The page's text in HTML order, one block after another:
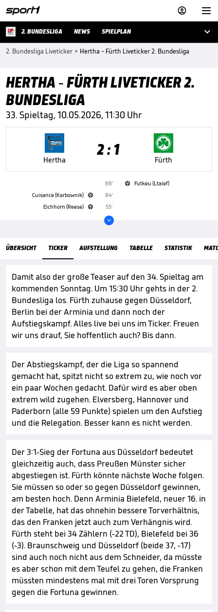


2. BUNDESLIGA NEWS SPIELPLAN 
2. Bundesliga Liveticker > Hertha - Fürth Liveticker 2. Bundesliga
HERTHA - FÜRTH LIVETICKER 2.
BUNDESLIGA
33. Spieltag, 10.05.2026, 11:30 Uhr
Hertha
2 : 1
Fürth
88' 
Futkeu (Ltaief)
Cuisance (Karbownik)

84'
Eichhorn (Reese)
 55'

ÜBERSICHT TICKER AUFSTELLUNG TABELLE STATISTIK
ÜbersichtTicker
Damit also der große Teaser auf den 34. Spieltag am
kommenden Sonntag. Um 15:30 Uhr gehts in der 2.
Bundesliga los. Fürth zuhause gegen Düsseldorf,
Berlin bei der Arminia und dann noch der
Aufstiegskampf. Alles live bei uns im Ticker. Freuen
wir uns drauf, Sie hoffentlich auch? Bis dann.
Der Abstiegskampf, der die Liga so spannend
gemacht hat, spitzt nicht so extrem zu, wie noch vor
ein paar Wochen gedacht. Dafür wird es aber oben
extrem wild zugehen. Elversberg, Hannover und
Paderborn (alle 59 Punkte) spielen um den Aufstieg
und die Relegation. Besser kann es nicht werden.
Der 3:1-Sieg der Fortuna aus Düsseldorf bedeutet
gleichzeitig auch, dass Preußen Münster sicher
abgestiegen ist. Fürth könnte nächste Woche folgen.
Sie müssen so oder so gegen Düsseldorf gewinnen,
am besten hoch. Denn Arminia Bielefeld, neuer 16. in
der Tabelle, hat das ohnehin bessere Torverhältnis,
das den Franken jetzt auch zum Verhängnis wird.
Fürth steht bei 34 Zählern (-22 TD), Bielefeld bei 36
(-3). Braunschweig und Düsseldorf (beide 37, -17)
sind auch noch nicht aus dem Schneider, da müsste
es aber schon mit dem Teufel zu gehen, die Franken
müssten mindestens mal mit drei Toren Vorsprung
gegen die Fortuna gewinnen.